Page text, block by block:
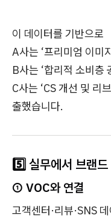
이 데이터를 기반으로
A사는 ‘프리미엄 이미
B사는 ‘합리적 소비층
C사는 ‘CS 개선 및 리
출했습니다.
5️⃣ 실무에서 브랜
① VOC와 연결
고객센터·리뷰·SNS